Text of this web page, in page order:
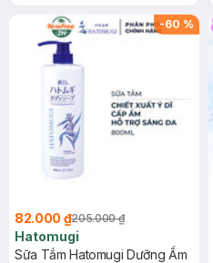
(SL có hạn)
-60 %
82.000 ₫205.000 ₫
Hatomugi
Sữa Tắm Hatomugi Dưỡng Ẩm